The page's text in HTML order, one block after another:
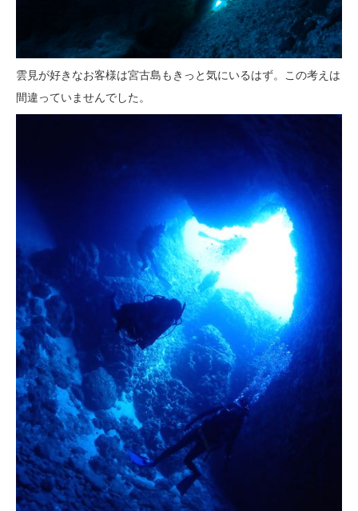
雲見が好きなお客様は宮古島もきっと気にいるはず。この考えは
間違っていませんでした。